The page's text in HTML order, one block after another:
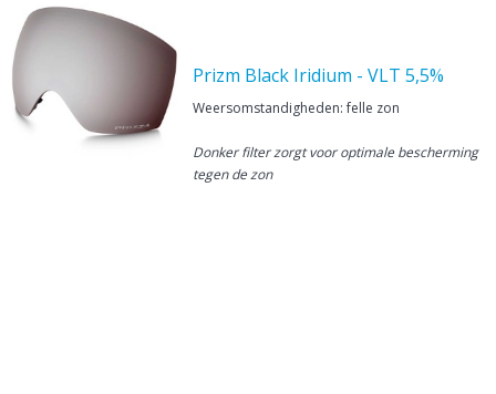
Prizm Black Iridium - VLT 5,5%
Weersomstandigheden: felle zon
Donker filter zorgt voor optimale bescherming
tegen de zon